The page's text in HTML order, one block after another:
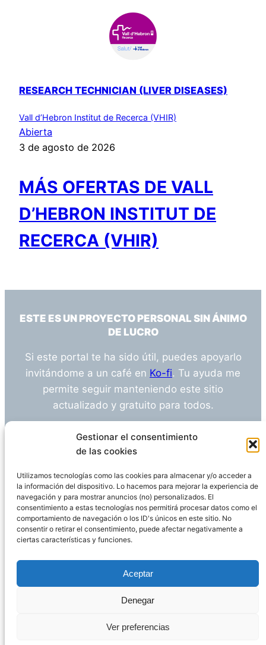
Gestionar el consentimiento
de las cookies
Utilizamos tecnologías como las cookies para almacenar y/o acceder a
la información del dispositivo. Lo hacemos para mejorar la experiencia de
navegación y para mostrar anuncios (no) personalizados. El
consentimiento a estas tecnologías nos permitirá procesar datos como el
comportamiento de navegación o los ID's únicos en este sitio. No
consentir o retirar el consentimiento, puede afectar negativamente a
ciertas características y funciones.
Aceptar
Denegar
Ver preferencias
RESEARCH TECHNICIAN (LIVER DISEASES)
Vall d’Hebron Institut de Recerca (VHIR)
Abierta
3 de agosto de 2026
MÁS OFERTAS DE VALL
D’HEBRON INSTITUT DE
RECERCA (VHIR)
ESTE ES UN PROYECTO PERSONAL SIN ÁNIMO
DE LUCRO
Si este portal te ha sido útil, puedes apoyarlo
invitándome a un café en Ko-fi. Tu ayuda me
permite seguir manteniendo este sitio
actualizado y gratuito para todos.
¿Tienes alguna duda o sugerencia? Escríbeme
info@empleosanitarioinvestigacion.es
Descargo de Responsabilidad
Declaración de Privacidad Política de cookies
WordPress
Página administrada por Javier Ripoll